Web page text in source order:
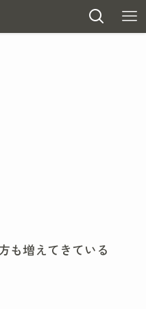
も増えてきている